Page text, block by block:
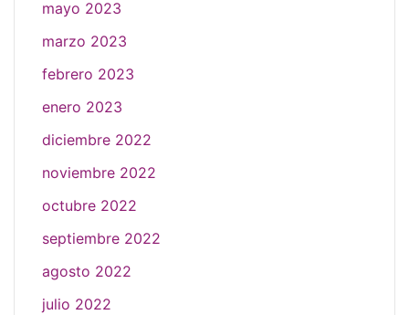
mayo 2023
marzo 2023
febrero 2023
enero 2023
diciembre 2022
noviembre 2022
octubre 2022
septiembre 2022
agosto 2022
julio 2022